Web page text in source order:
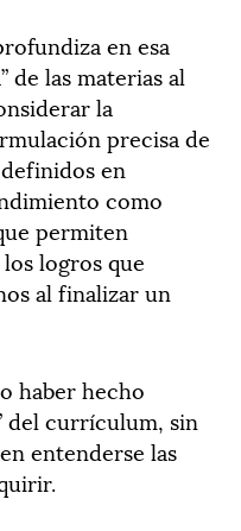
en esa
de las materias al
la
precisa de
en
como
permiten
logros que
al finalizar un
haber hecho
del currículum, sin
entenderse las